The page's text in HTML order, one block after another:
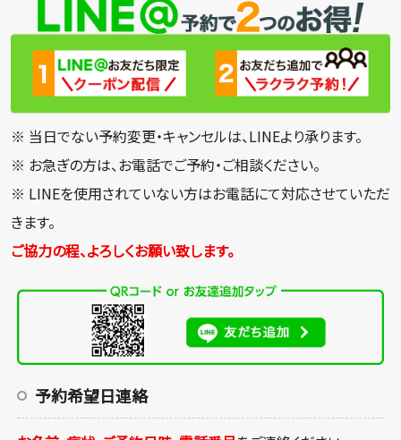
※ 当日でない予約変更・キャンセルは、LINEより承ります。
※ お急ぎの方は、お電話でご予約・ご相談ください。
※ LINEを使用されていない方はお電話にて対応させていただ
きます。
ご協力の程、よろしくお願い致します。
予約希望日連絡